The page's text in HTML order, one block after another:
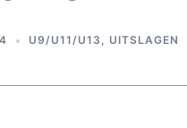
U9/U11/U13 , UITSLAGEN